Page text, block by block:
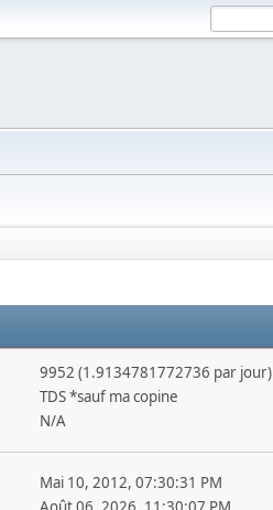
9952 (1.9134781772736 par jour)
TDS *sauf ma copine
N/A
Mai 10, 2012, 07:30:31 PM